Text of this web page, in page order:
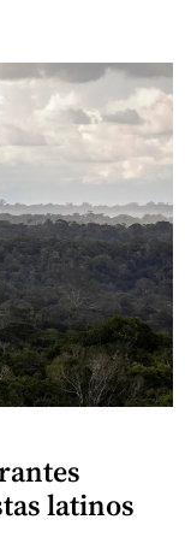
latinos